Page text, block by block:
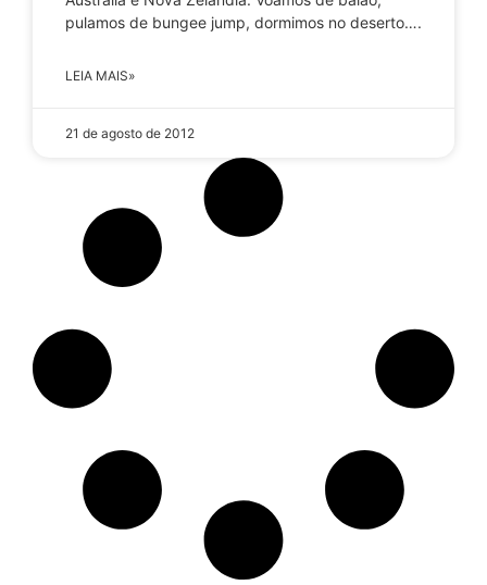
pulamos de bungee jump, dormimos no deserto….
LEIA MAIS»
21 de agosto de 2012